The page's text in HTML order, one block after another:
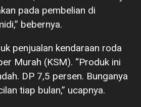
pada pembelian di
bebernya.
penjualan kendaraan roda
Murah (KSM). “Produk ini
DP 7,5 persen. Bunganya
tiap bulan,” ucapnya.